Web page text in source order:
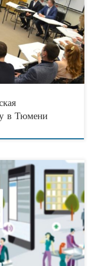
работы «Точка кипения –
группы нового проекта
более
в Тюмени
уникальная совместная
общественного
уголков России.